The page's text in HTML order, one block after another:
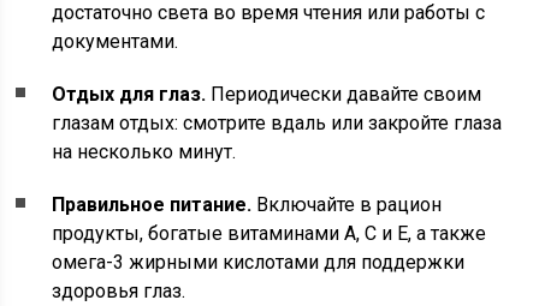
достаточно света во время чтения или работы с
документами.
Отдых для глаз. Периодически давайте своим
глазам отдых: смотрите вдаль или закройте глаза
на несколько минут.
Правильное питание. Включайте в рацион
продукты, богатые витаминами A, C и E, а также
омега-3 жирными кислотами для поддержки
здоровья глаз.